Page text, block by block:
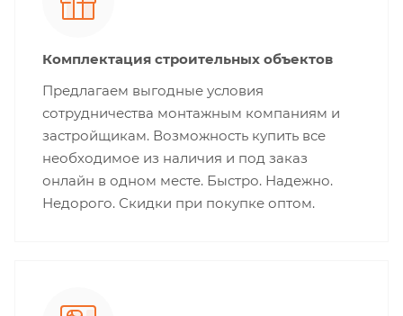
Комплектация строительных объектов
Предлагаем выгодные условия
сотрудничества монтажным компаниям и
застройщикам. Возможность купить все
необходимое из наличия и под заказ
онлайн в одном месте. Быстро. Надежно.
Недорого. Скидки при покупке оптом.